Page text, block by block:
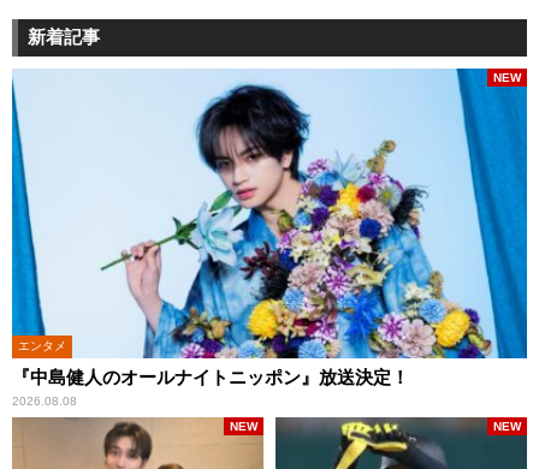
新着記事
エンタメ
『中島健人のオールナイトニッポン』放送決定！
2026.08.08
NEW
NEW NEW